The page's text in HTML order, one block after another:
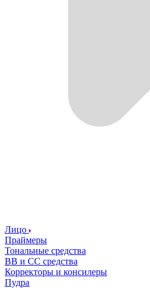
Лицо
Праймеры
Тональные средства
ВВ и СС средства
Корректоры и консилеры
Пудра